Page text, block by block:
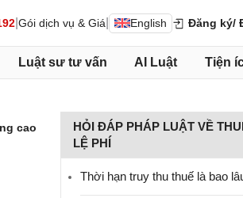
Gói dịch vụ & Giá English Đăng ký/
Luật sư tư vấn AI Luật Tiện
cao
HỎI ĐÁP PHÁP LUẬT VỀ
LỆ PHÍ
Thời hạn truy thu thuế là bao